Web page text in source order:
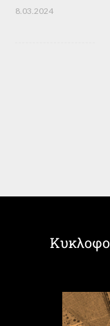
8.03.2024